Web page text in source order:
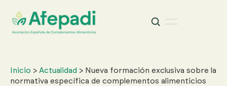
Buscar
Inicio > Actualidad > Nueva formación exclusiva sobre la
normativa específica de complementos alimenticios